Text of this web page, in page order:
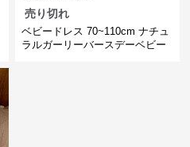
売り切れ
ベビードレス 70~110cm ナチュ
ラルガーリーバースデーベビー